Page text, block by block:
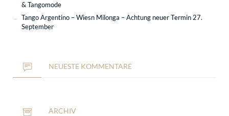
& Tangomode
Tango Argentino – Wiesn Milonga – Achtung neuer Termin 27.
September
NEUESTE KOMMENTARE
ARCHIV